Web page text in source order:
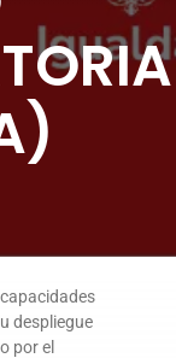
despliegue
por el